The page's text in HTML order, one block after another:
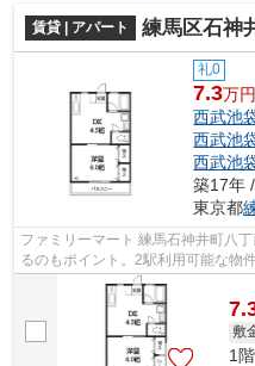
賃貸 | アパート 練馬区石神
礼0
7.3万円
西武池
西武池
西武池
築17年
東京都
ファミリーマート 練馬石神井町八
るのもポイント。2駅利用可能な物
す。こちらの物件はアパートです。
敷
1